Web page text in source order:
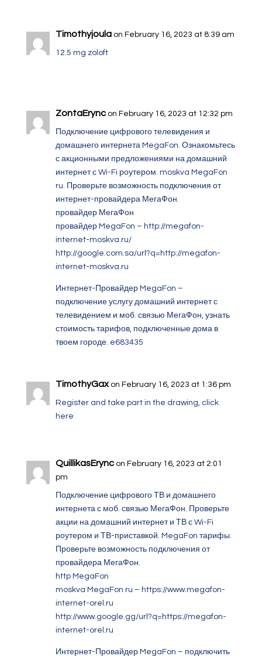
Timothyjoula on February 16, 2023 at 8:39 am
12.5 mg zoloft
ZontaErync on February 16, 2023 at 12:32 pm
Подключение цифрового телевидения и
домашнего интернета MegaFon. Ознакомьтесь
с акционными предложениями на домашний
интернет с Wi-Fi роутером. moskva MegaFon
ru. Проверьте возможность подключения от
интернет-провайдера МегаФон.
провайдер МегаФон
провайдер MegaFon – http://megafon-
internet-moskva.ru/
http://google.com.sa/url?q=http://megafon-
internet-moskva.ru
Интернет-Провайдер MegaFon –
подключение услугу домашний интернет с
телевидением и моб. связью МегаФон, узнать
стоимость тарифов, подключенные дома в
твоем городе. e683435
TimothyGax on February 16, 2023 at 1:36 pm
Register and take part in the drawing, click
here
QuillikasErync on February 16, 2023 at 2:01
pm
Подключение цифрового ТВ и домашнего
интернета с моб. связью МегаФон. Проверьте
акции на домашний интернет и ТВ с Wi-Fi
роутером и ТВ-приставкой. MegaFon тарифы.
Проверьте возможность подключения от
провайдера МегаФон.
http MegaFon
moskva MegaFon ru – https://www.megafon-
internet-orel.ru
http://www.google.gg/url?q=https://megafon-
internet-orel.ru
Интернет-Провайдер MegaFon – подключить